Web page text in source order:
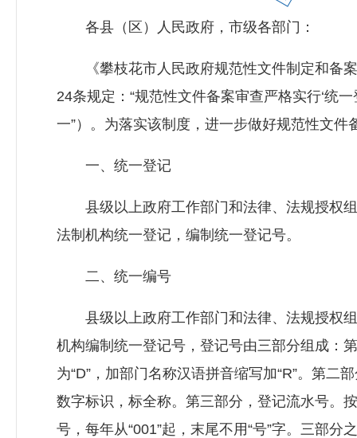
各县（区）人民政府，市级各部门：
《攀枝花市人民政府规范性文件制定和备案
24条规定：“规范性文件备案审查严格实行‘统
一”）。为落实该制度，进一步做好规范性文
一、统一登记
县级以上政府工作部门和法律、法规授权组
法制机构统一登记，编制统一登记号。
二、统一编号
县级以上政府工作部门和法律、法规授权组
机构编制统一登记号，登记号由三部分组成：
为“D”，加部门名称汉语拼音缩写加“R”。第
数字标识，标全称。第三部分，登记流水号。
号，每年从“001”起，末尾不用“号”字。三部